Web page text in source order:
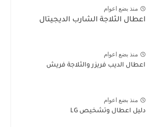
منذ بضع اعوام
اعطال الثلاجة الشارب الديجيتال
منذ بضع اعوام
اعطال الديب فريزر والثلاجة فريش
منذ بضع اعوام
دليل اعطال وتشخيص LG